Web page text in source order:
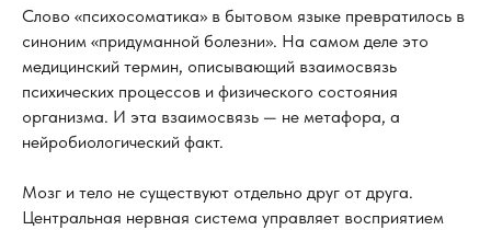
Слово «психосоматика» в бытовом языке превратилось в
синоним «придуманной болезни». На самом деле это
медицинский термин, описывающий взаимосвязь
психических процессов и физического состояния
организма. И эта взаимосвязь — не метафора, а
нейробиологический факт.
Мозг и тело не существуют отдельно друг от друга.
Центральная нервная система управляет восприятием